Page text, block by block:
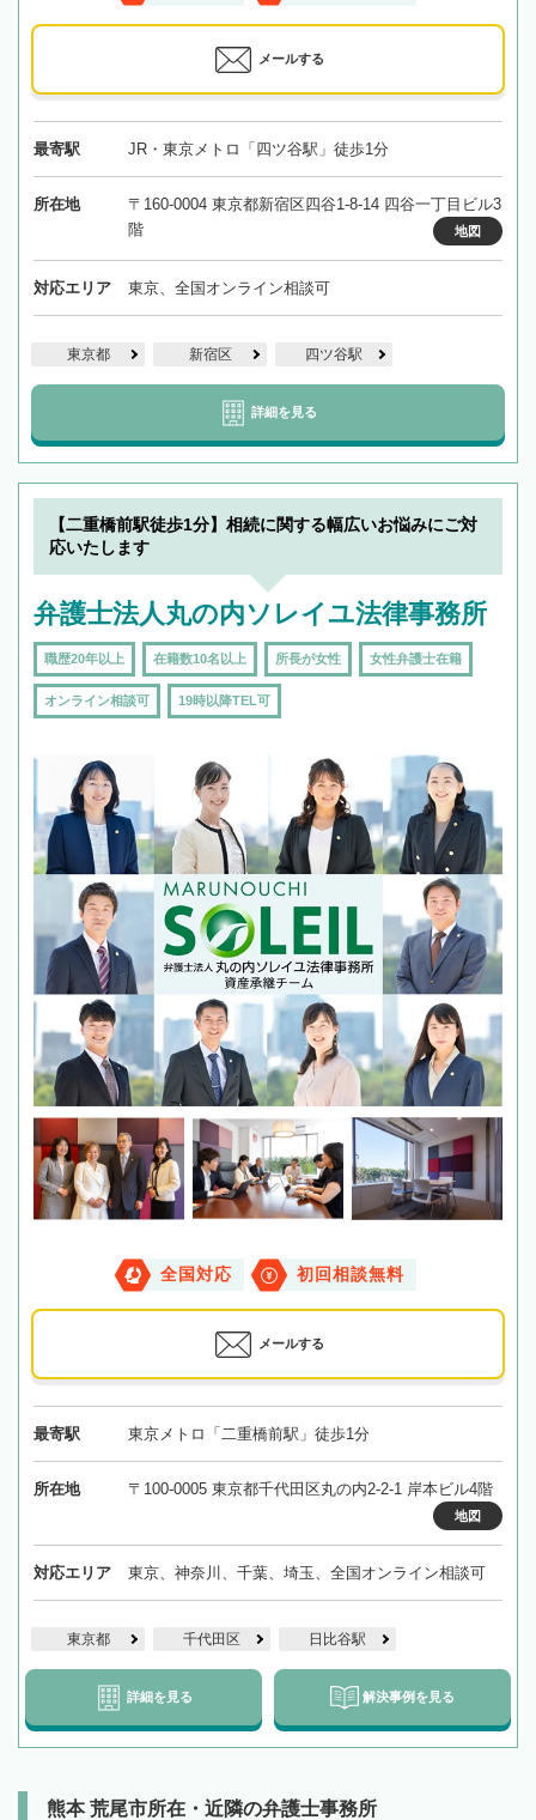
メールする
最寄駅 JR・東京メトロ「四ツ谷駅」徒歩1分
所在地
〒160-0004 東京都新宿区四谷1-8-14 四谷一丁目ビル3
階
地図
対応エリア 東京、全国オンライン相談可
東京都 新宿区 四ツ谷駅
詳細を見る
【二重橋前駅徒歩1分】相続に関する幅広いお悩みにご対
応いたします
弁護士法人丸の内ソレイユ法律事務所
職歴20年以上 在籍数10名以上 所長が女性 女性弁護士在籍
オンライン相談可 19時以降TEL可
全国対応 初回相談無料
メールする
最寄駅 東京メトロ「二重橋前駅」徒歩1分
所在地 〒100-0005 東京都千代田区丸の内2-2-1 岸本ビル4階
地図
対応エリア 東京、神奈川、千葉、埼玉、全国オンライン相談可
東京都 千代田区 日比谷駅
詳細を見る 解決事例を見る
熊本 荒尾市所在・近隣の弁護士事務所